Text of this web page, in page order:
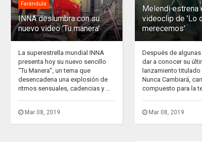
Farándula
INNA deslumbra con su
nuevo video 'Tu manera'
La superestrella mundial INNA
presenta hoy su nuevo sencillo
“Tu Manera”, un tema que
desencadena una explosión de
ritmos sensuales, cadencias y ...
Mar 08, 2019
Melendi estrena
videoclip de 'Lo
merecemos'
Después de
dar a conocer su
lanzamiento titulado
Nunca Cambiará,
compuesto para la
Mar 08, 2019